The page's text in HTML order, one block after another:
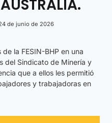
de junio de 2026
la FESIN-BHP en una
del Sindicato de Minería y
que a ellos les permitió
y trabajadoras en